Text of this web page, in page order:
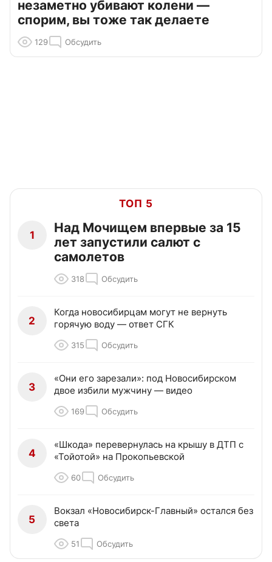
незаметно убивают колени —
спорим, вы тоже так делаете
129 Обсудить
ТОП 5
1
Над Мочищем впервые за 15
лет запустили салют с
самолетов
318 Обсудить
2
Когда новосибирцам могут не вернуть
горячую воду — ответ СГК
315 Обсудить
3
«Они его зарезали»: под Новосибирском
двое избили мужчину — видео
169 Обсудить
4
«Шкода» перевернулась на крышу в ДТП с
«Тойотой» на Прокопьевской
60 Обсудить
5
Вокзал «Новосибирск-Главный» остался без
света
51 Обсудить